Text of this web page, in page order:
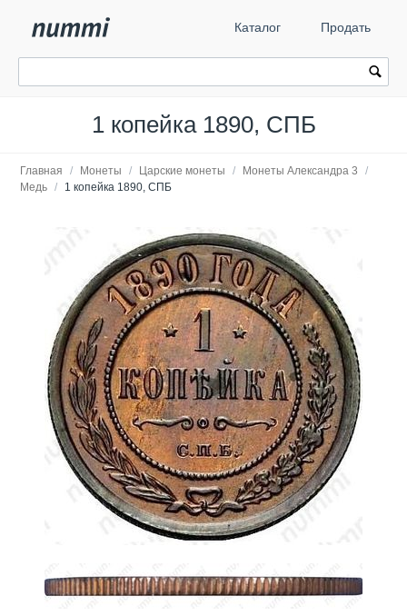
Каталог Продать
1 копейка 1890, СПБ
Главная / Монеты / Царские монеты / Монеты Александра 3
/
Медь / 1 копейка 1890, СПБ